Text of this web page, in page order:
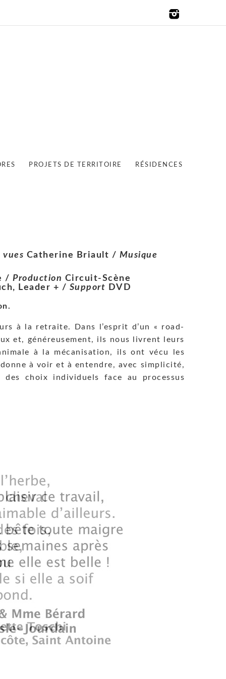
PROJETS DE TERRITOIRE RÉSIDENCES
vues Catherine Briault / Musique
/ Production Circuit-Scène
Leader + / Support DVD
à la retraite. Dans l’esprit d’un « road-
et, généreusement, ils nous livrent leurs
à la mécanisation, ils ont vécu les
à voir et à entendre, avec simplicité,
choix individuels face au processus